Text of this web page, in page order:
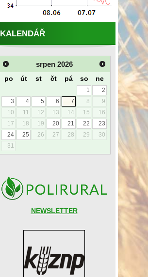
KALENDÁŘ
srpen 2026
po út st čt pá so ne
1
2
3
4 5 6 7 8
9
10
11 12 13 14 15
16
17
18 19 20 21 22
23
24
25 26 27 28 29
30
31
NEWSLETTER